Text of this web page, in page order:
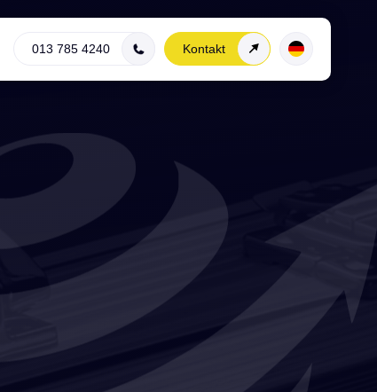
Kontakt
013 785 4240